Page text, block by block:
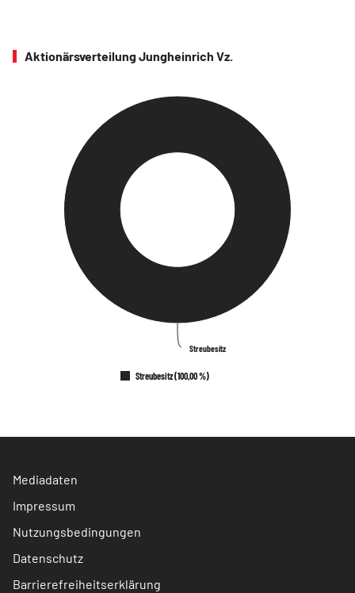
Aktionärsverteilung Jungheinrich Vz.
Streubesitz
Streubesitz
Streubesitz (100,00 %)
Mediadaten
Impressum
Nutzungsbedingungen
Datenschutz
Barrierefreiheitserklärung